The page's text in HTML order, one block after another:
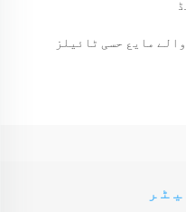
مایع حسی ٹائیلز